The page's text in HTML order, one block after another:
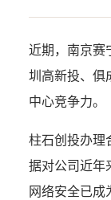
近期，南京赛
圳高新投、俱
中心竞争力。
柱石创投办理
据对公司近年
网络安全已成